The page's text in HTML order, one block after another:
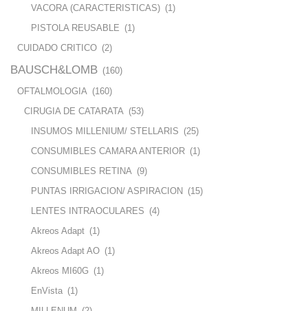
VACORA (CARACTERISTICAS) (1)
PISTOLA REUSABLE (1)
CUIDADO CRITICO (2)
BAUSCH&LOMB (160)
OFTALMOLOGIA (160)
CIRUGIA DE CATARATA (53)
INSUMOS MILLENIUM/ STELLARIS (25)
CONSUMIBLES CAMARA ANTERIOR (1)
CONSUMIBLES RETINA (9)
PUNTAS IRRIGACION/ ASPIRACION (15)
LENTES INTRAOCULARES (4)
Akreos Adapt (1)
Akreos Adapt AO (1)
Akreos MI60G (1)
EnVista (1)